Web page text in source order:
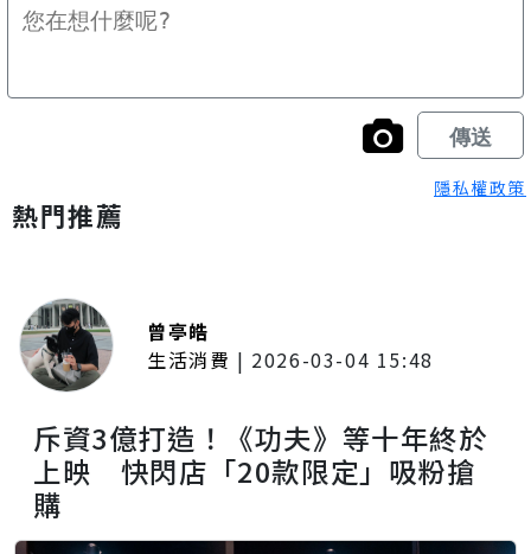
隱私權政策
熱門推薦
曾亭皓
生活消費 | 2026-03-04 15:48
斥資3億打造！《功夫》等十年終於
上映 快閃店「20款限定」吸粉搶
購